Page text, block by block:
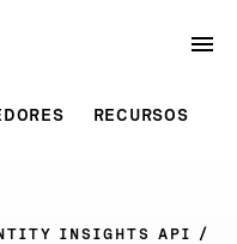
RECURSOS
INSIGHTS API